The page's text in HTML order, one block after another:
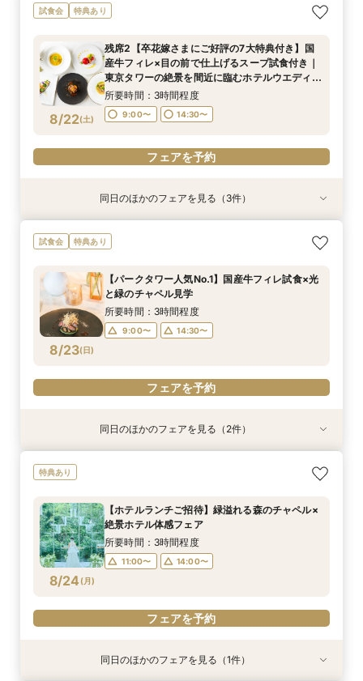
8/21(金)
【ご多忙な方へオススメ】ご自宅で安心！オンラ
イン相談フェア
14:00〜 16:00〜
フェアを予約
試食会 特典あり
8/22(土)
残席2【卒花嫁さまにご好評の7大特典付き】国
産牛フィレ×目の前で仕上げるスープ試食付き｜
東京タワーの絶景を間近に臨むホテルウエディン
グを体験できるBIGフェア
所要時間：3時間程度
9:00〜 14:30〜
フェアを予約
8/22(土 )
【不安をクリアに】お見積り相談＆オリジナルギ
フト付きフェア
9:00〜 14:30〜
特典あり
8/22(土 )
【親御さまと参加】東京の絶景を体感ファミリー
WD相談フェア
9:00〜 14:30〜
特典あり
8/22(土 )
スカイバンケット！リニューアル！【豪華無料試
付！さらに午前来館でランチ付】ホテル各所か
所要時間：3時間程度
同日のほかのフェアを見る（3件）
試食会 特典あり
8/23(日)
【パークタワー人気No.1】国産牛フィレ試食×光
と緑のチャペル見学
所要時間：3時間程度
9:00〜 14:30〜
フェアを予約
特典あり
8/23(日)
【初めてのご見学におすすめ】上質ホテルで叶え
9:00〜 14:30〜
特典あり
8/23(日)
スカイバンケット！リニューアル！【豪華無料試
所要時間：3時間程度
同日のほかのフェアを見る（2件）
特典あり
8/24 (月)
【ホテルランチご招待】緑溢れる森のチャペル×
絶景ホテル体感フェア
所要時間：3時間程度
11:00〜 14:00〜
フェアを予約
同日のほかのフェアを見る（1件）